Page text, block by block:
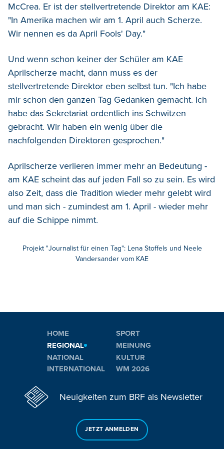
McCrea. Er ist der stellvertretende Direktor am KAE:
"In Amerika machen wir am 1. April auch Scherze.
Wir nennen es da April Fools' Day."
Und wenn schon keiner der Schüler am KAE
Aprilscherze macht, dann muss es der
stellvertretende Direktor eben selbst tun. "Ich habe
mir schon den ganzen Tag Gedanken gemacht. Ich
habe das Sekretariat ordentlich ins Schwitzen
gebracht. Wir haben ein wenig über die
nachfolgenden Direktoren gesprochen."
Aprilscherze verlieren immer mehr an Bedeutung -
am KAE scheint das auf jeden Fall so zu sein. Es wird
also Zeit, dass die Tradition wieder mehr gelebt wird
und man sich - zumindest am 1. April - wieder mehr
auf die Schippe nimmt.
Projekt "Journalist für einen Tag": Lena Stoffels und Neele
Vandersander vom KAE
HOME
REGIONAL
NATIONAL
INTERNATIONAL
SPORT
MEINUNG
KULTUR
WM 2026
Neuigkeiten zum BRF als Newsletter
JETZT ANMELDEN